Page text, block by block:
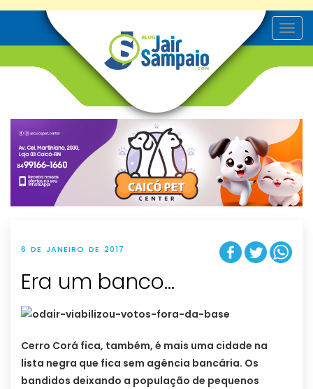
T
o
v
g
t
i
o
n
6 DE JANEIRO DE 2017
Era um banco…
Cerro Corá fica, também, é mais uma cidade na
lista negra que fica sem agência bancária. Os
bandidos deixando a população de pequenos